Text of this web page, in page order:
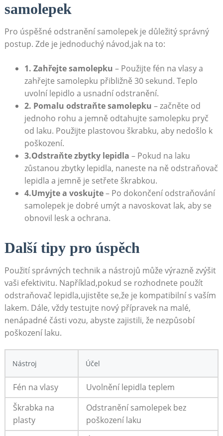
samolepek
Pro⁣ úspěšné ‌odstranění samolepek je důležitý správný
postup. Zde⁤ je jednoduchý návod,jak na⁣ to:
1. Zahřejte samolepku – ​Použijte fén na vlasy a
zahřejte ​samolepku přibližně 30⁤ sekund. Teplo
uvolní lepidlo‌ a usnadní⁢ odstranění.
2. Pomalu odstraňte ‌samolepku –⁢ začněte⁣ od
jednoho rohu a jemně odtahujte samolepku pryč
od laku. Použijte plastovou škrabku, aby nedošlo ‍k
poškození.
3.Odstraňte ⁣zbytky lepidla – ⁢Pokud na laku
zůstanou ‍zbytky lepidla,‍ naneste na ně odstraňovač
lepidla a ⁢jemně⁣ je setřete škrabkou.
4.Umyjte a voskujte– Po dokončení⁣ odstraňování⁣
samolepek​ je dobré umýt a navoskovat lak, aby se
obnovil lesk a ochrana.
Další tipy pro ‌úspěch
Použití‌ správných technik a ‌nástrojů může výrazně​ zvýšit⁢
vaši efektivitu. Například,pokud ‍se rozhodnete‍ použít
⁤odstraňovač ⁤lepidla,ujistěte se,že ⁤je kompatibilní‌ s vaším‌
lakem.​ Dále, ‍vždy testujte nový přípravek na⁢ malé,
‍nenápadné části vozu, abyste zajistili, že nezpůsobí
poškození laku.
Nástroj Účel
Fén⁢ na​ vlasy
Uvolnění lepidla​ teplem
Škrabka na
plasty
Odstranění ‌samolepek bez
poškození laku